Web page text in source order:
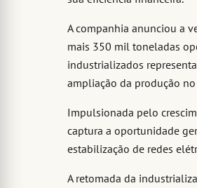
A companhia anunciou a
mais 350 mil toneladas
industrializados
ampliação da produção
Impulsionada pelo
captura a oportunidade
estabilização de redes
A retomada da